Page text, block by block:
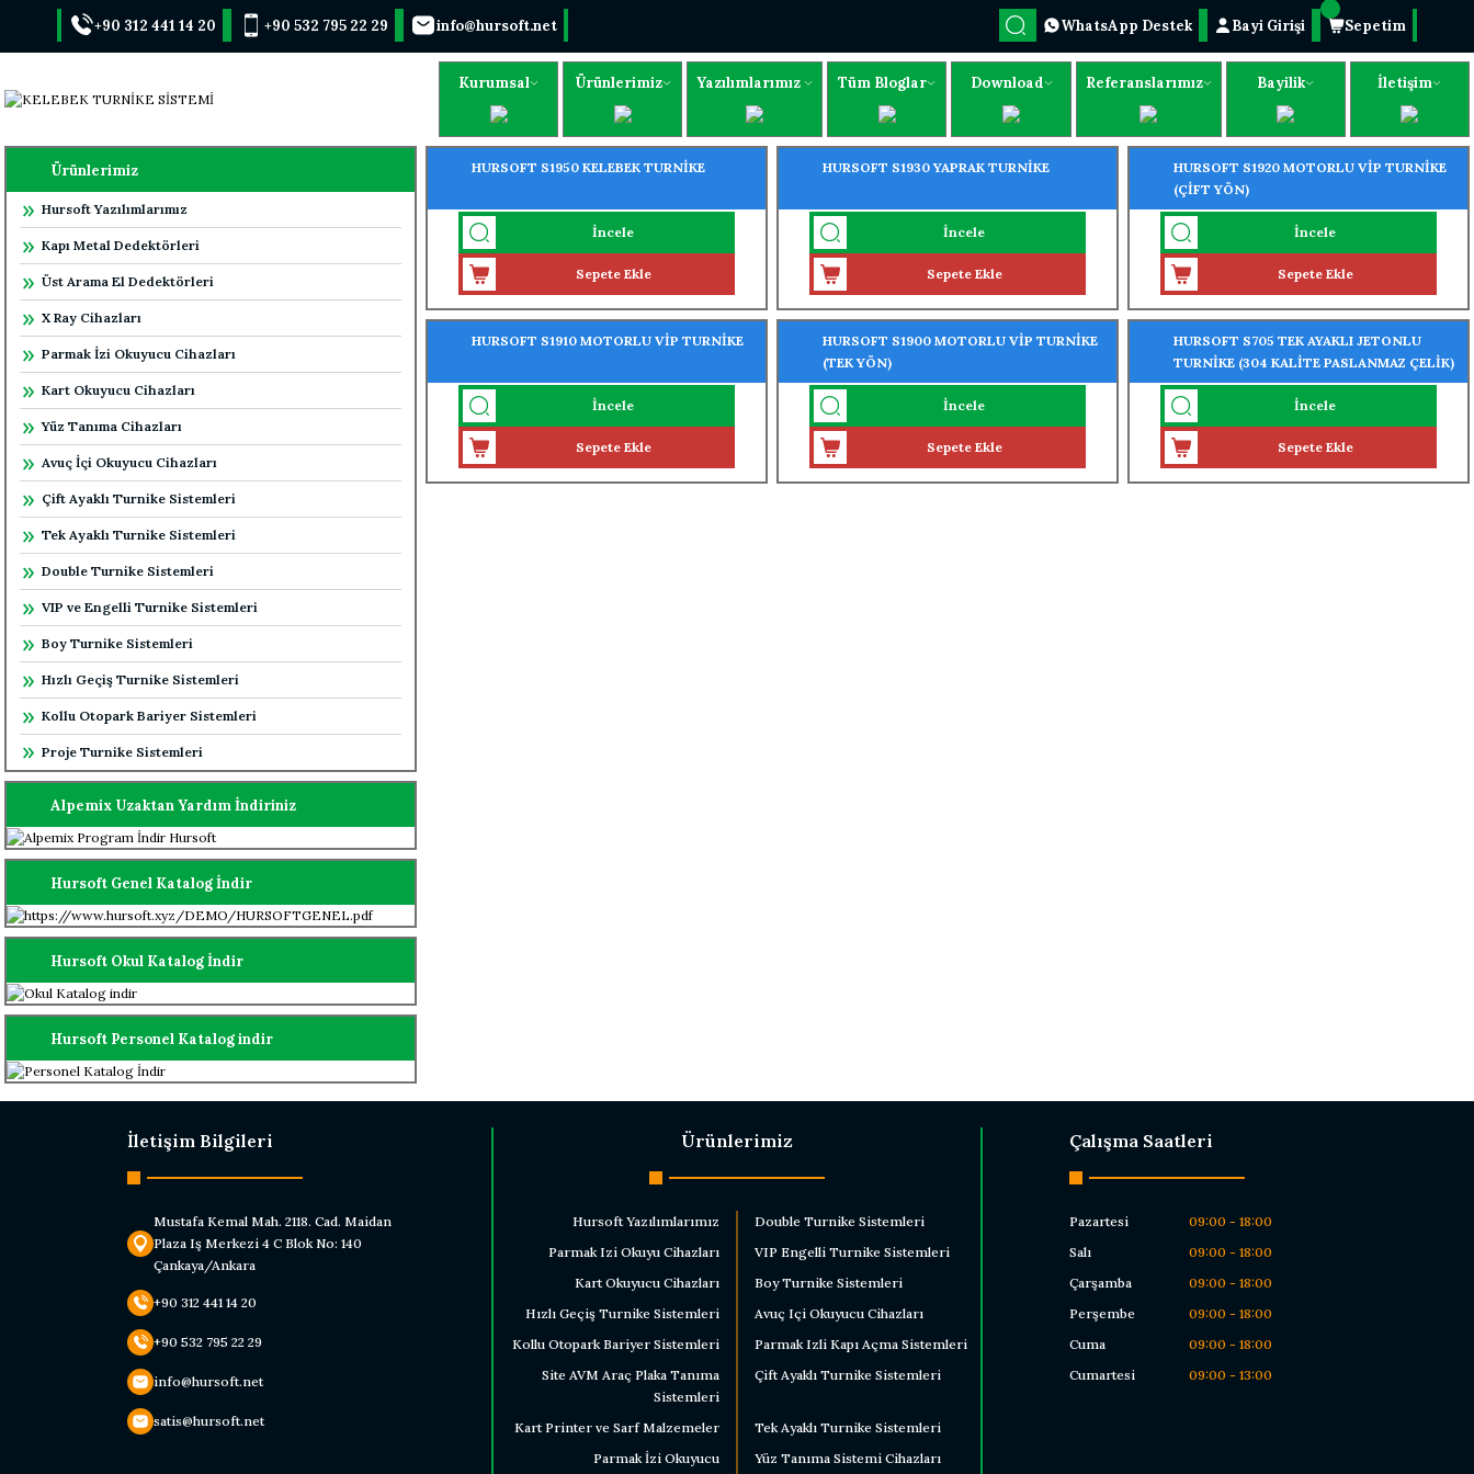
+90 312 441 14 20 +90 532 795 22 29 info@hursoft.net WhatsApp Destek Bayi Girişi Sepetim
Kurumsal Ürünlerimiz Yazılımlarımız Tüm Bloglar Download Referanslarımız Bayilik İletişim
Ürünlerimiz
Hursoft Yazılımlarımız
Kapı Metal Dedektörleri
Üst Arama El Dedektörleri
X Ray Cihazları
Parmak İzi Okuyucu Cihazları
Kart Okuyucu Cihazları
Yüz Tanıma Cihazları
Avuç İçi Okuyucu Cihazları
Çift Ayaklı Turnike Sistemleri
Tek Ayaklı Turnike Sistemleri
Double Turnike Sistemleri
VIP ve Engelli Turnike Sistemleri
Boy Turnike Sistemleri
Hızlı Geçiş Turnike Sistemleri
Kollu Otopark Bariyer Sistemleri
Proje Turnike Sistemleri
Alpemix Uzaktan Yardım İndiriniz
Hursoft Genel Katalog İndir
Hursoft Okul Katalog İndir
Hursoft Personel Katalog indir
HURSOFT S1950 KELEBEK TURNİKE
İncele
Sepete Ekle
HURSOFT S1930 YAPRAK TURNİKE
İncele
Sepete Ekle
HURSOFT S1920 MOTORLU VİP TURNİKE
(ÇİFT YÖN)
İncele
Sepete Ekle
HURSOFT S1910 MOTORLU VİP TURNİKE
İncele
Sepete Ekle
HURSOFT S1900 MOTORLU VİP TURNİKE
(TEK YÖN)
İncele
Sepete Ekle
HURSOFT S705 TEK AYAKLI JETONLU
TURNİKE (304 KALİTE PASLANMAZ ÇELİK)
İncele
Sepete Ekle
İletişim Bilgileri
Mustafa Kemal Mah. 2118. Cad. Maidan
Plaza Iş Merkezi 4 C Blok No: 140
Çankaya/Ankara
+90 312 441 14 20
+90 532 795 22 29
info@hursoft.net
satis@hursoft.net
Ürünlerimiz
Hursoft Yazılımlarımız
Double Turnike Sistemleri
Parmak Izi Okuyu Cihazları
VIP Engelli Turnike Sistemleri
Kart Okuyucu Cihazları
Boy Turnike Sistemleri
Hızlı Geçiş Turnike Sistemleri
Avuç Içi Okuyucu Cihazları
Kollu Otopark Bariyer Sistemleri
Parmak Izli Kapı Açma Sistemleri
Site AVM Araç Plaka Tanıma
Sistemleri
Çift Ayaklı Turnike Sistemleri
Kart Printer ve Sarf Malzemeler
Tek Ayaklı Turnike Sistemleri
Parmak İzi Okuyucu
Yüz Tanıma Sistemi Cihazları
Çalışma Saatleri
Pazartesi
09:00 - 18:00
Salı
09:00 - 18:00
Çarşamba
09:00 - 18:00
Perşembe
09:00 - 18:00
Cuma
09:00 - 18:00
Cumartesi
09:00 - 13:00